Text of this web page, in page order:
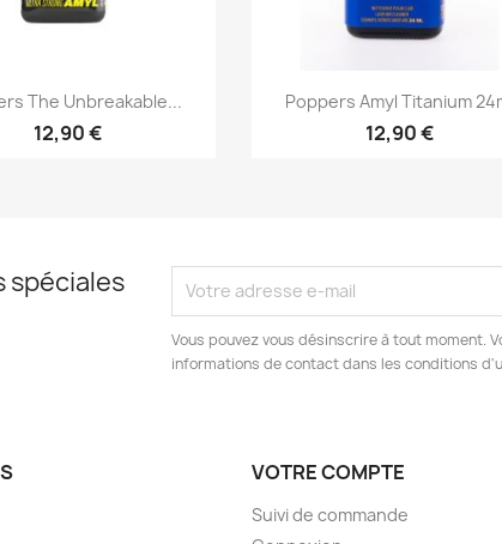
Aperçu rapide
The Unbreakable...
12,90 €
Aperçu rapide
Poppers Amyl Titanium
12,90 €
spéciales
Vous pouvez vous désinscrire à tout moment.
informations de contact dans les conditions
VOTRE COMPTE
Suivi de commande